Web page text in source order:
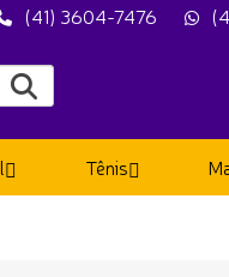
(41) 3604-7476
Tênis